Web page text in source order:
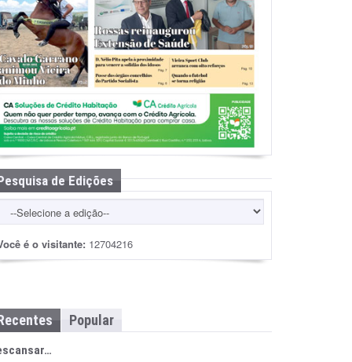
de Edições
é o visitante: 12704216
Popular